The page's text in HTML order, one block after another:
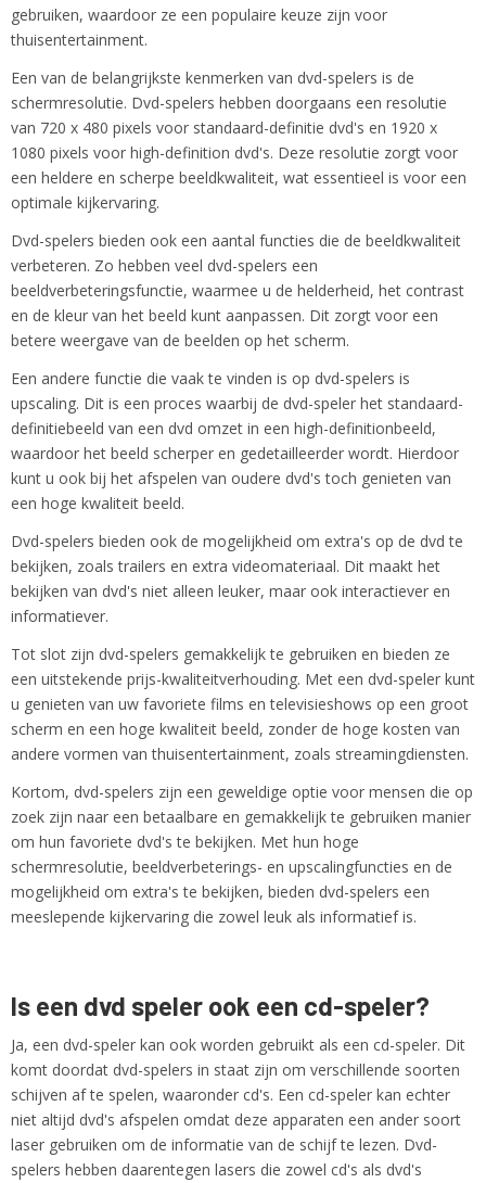
gebruiken, waardoor ze een populaire keuze zijn voor
thuisentertainment.
Een van de belangrijkste kenmerken van dvd-spelers is de
schermresolutie. Dvd-spelers hebben doorgaans een resolutie
van 720 x 480 pixels voor standaard-definitie dvd's en 1920 x
1080 pixels voor high-definition dvd's. Deze resolutie zorgt voor
een heldere en scherpe beeldkwaliteit, wat essentieel is voor een
optimale kijkervaring.
Dvd-spelers bieden ook een aantal functies die de beeldkwaliteit
verbeteren. Zo hebben veel dvd-spelers een
beeldverbeteringsfunctie, waarmee u de helderheid, het contrast
en de kleur van het beeld kunt aanpassen. Dit zorgt voor een
betere weergave van de beelden op het scherm.
Een andere functie die vaak te vinden is op dvd-spelers is
upscaling. Dit is een proces waarbij de dvd-speler het standaard-
definitiebeeld van een dvd omzet in een high-definitionbeeld,
waardoor het beeld scherper en gedetailleerder wordt. Hierdoor
kunt u ook bij het afspelen van oudere dvd's toch genieten van
een hoge kwaliteit beeld.
Dvd-spelers bieden ook de mogelijkheid om extra's op de dvd te
bekijken, zoals trailers en extra videomateriaal. Dit maakt het
bekijken van dvd's niet alleen leuker, maar ook interactiever en
informatiever.
Tot slot zijn dvd-spelers gemakkelijk te gebruiken en bieden ze
een uitstekende prijs-kwaliteitverhouding. Met een dvd-speler kunt
u genieten van uw favoriete films en televisieshows op een groot
scherm en een hoge kwaliteit beeld, zonder de hoge kosten van
andere vormen van thuisentertainment, zoals streamingdiensten.
Kortom, dvd-spelers zijn een geweldige optie voor mensen die op
zoek zijn naar een betaalbare en gemakkelijk te gebruiken manier
om hun favoriete dvd's te bekijken. Met hun hoge
schermresolutie, beeldverbeterings- en upscalingfuncties en de
mogelijkheid om extra's te bekijken, bieden dvd-spelers een
meeslepende kijkervaring die zowel leuk als informatief is.
Is een dvd speler ook een cd-speler?
Ja, een dvd-speler kan ook worden gebruikt als een cd-speler. Dit
komt doordat dvd-spelers in staat zijn om verschillende soorten
schijven af te spelen, waaronder cd's. Een cd-speler kan echter
niet altijd dvd's afspelen omdat deze apparaten een ander soort
laser gebruiken om de informatie van de schijf te lezen. Dvd-
spelers hebben daarentegen lasers die zowel cd's als dvd's